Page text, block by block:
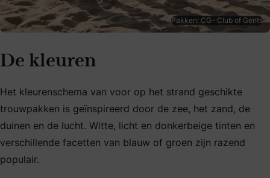
Pakken: CG- Club of Gents
De kleuren
Het kleurenschema van voor op het strand geschikte
trouwpakken is geïnspireerd door de zee, het zand, de
duinen en de lucht. Witte, licht en donkerbeige tinten en
verschillende facetten van blauw of groen zijn razend
populair.